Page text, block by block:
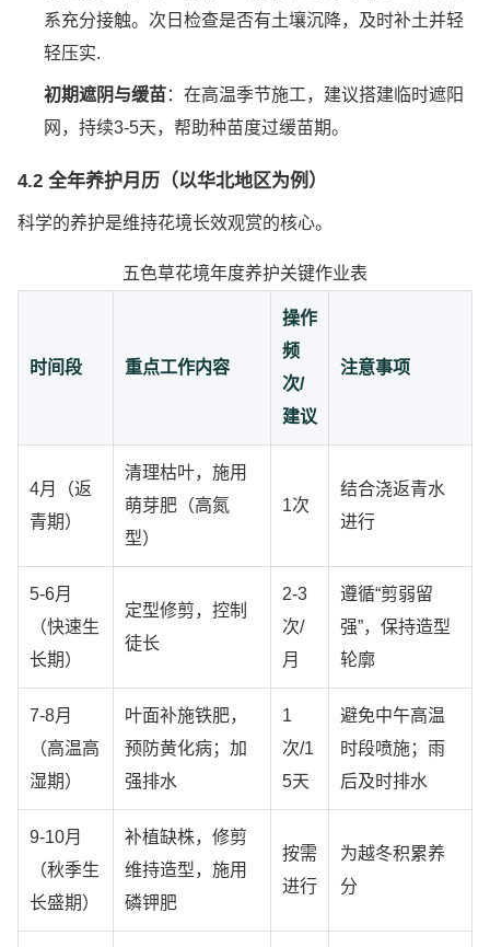
系充分接触。次日检查是否有土壤沉降，及时补土并轻
轻压实.
初期遮阴与缓苗：在高温季节施工，建议搭建临时遮阳
网，持续3-5天，帮助种苗度过缓苗期。
4.2 全年养护月历（以华北地区为例）
科学的养护是维持花境长效观赏的核心。
五色草花境年度养护关键作业表
时间段 重点工作内容
操作
频
次/
建议
注意事项
4月（返
青期）
清理枯叶，施用
萌芽肥（高氮
型）
1次
结合浇返青水
进行
5-6月
（快速生
长期）
定型修剪，控制
徒长
2-3
次/
月
遵循“剪弱留
强”，保持造型
轮廓
7-8月
（高温高
湿期）
叶面补施铁肥，
预防黄化病；加
强排水
1
次/1
5天
避免中午高温
时段喷施；雨
后及时排水
9-10月
（秋季生
长盛期）
补植缺株，修剪
维持造型，施用
磷钾肥
按需
进行
为越冬积累养
分